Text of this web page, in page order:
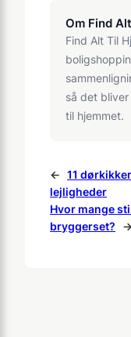
Om Find
Find Alt Til
så det
til hjemmet.
← 11
lejligheder
Hvor mange
bryggerset?
→